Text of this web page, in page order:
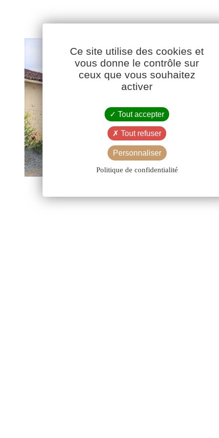
Ce site utilise des cookies et
vous donne le contrôle sur
ceux que vous souhaitez
activer
Tout accepter
Tout refuser
Personnaliser
Politique de confidentialité